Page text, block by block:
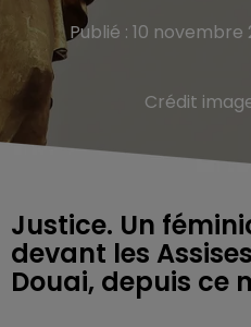
Publié : 10 novembre
Crédit
Justice. Un
devant les
Douai, depuis ce